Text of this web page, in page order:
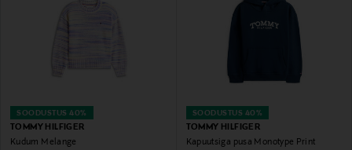
SOODUSTUS 40%
TOMMY HILFIGER
Kudum Melange
SOODUSTUS 40%
TOMMY HILFIGER
Kapuutsiga pusa Monotype Print